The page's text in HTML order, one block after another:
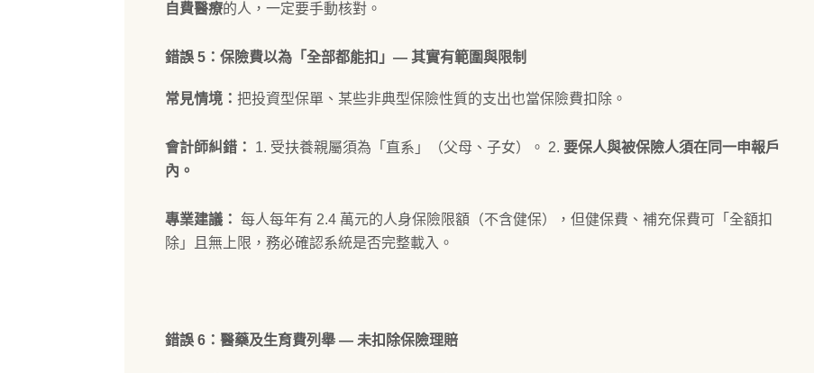
自費醫療的人，一定要手動核對。
錯誤 5：保險費以為「全部都能扣」— 其實有範圍與限制
常見情境：把投資型保單、某些非典型保險性質的支出也當保險費扣除。
會計師糾錯： 1. 受扶養親屬須為「直系」（父母、子女）。 2. 要保人與被保險人須在同一申報戶
內。
專業建議：每人每年有 2.4 萬元的人身保險限額（不含健保），但健保費、補充保費可「全額扣
除」且無上限，務必確認系統是否完整載入。
錯誤 6：醫藥及生育費列舉 — 未扣除保險理賠